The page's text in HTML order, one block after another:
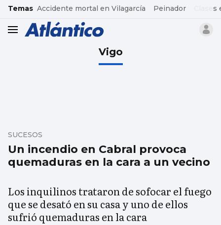
common.go-to-content
Temas Accidente mortal en Vilagarcía Peinador
header.menu.open
Vigo
Un incendio en Cabral provoca
quemaduras en la cara a un vecino
SUCESOS
Los inquilinos trataron de sofocar el fuego
que se desató en su casa y uno de ellos
sufrió quemaduras en la cara